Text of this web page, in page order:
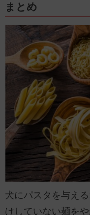
まとめ
犬にパスタを与え
けしていない麺を